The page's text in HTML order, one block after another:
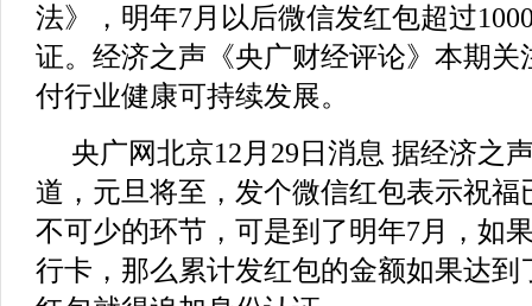
法》，明年7月以后微信发红包超过
证。经济之声《央广财经评论》本期
付行业健康可持续发展。
央广网北京12月29日消息 据经济之
道，元旦将至，发个微信红包表示祝福
不可少的环节，可是到了明年7月，如
行卡，那么累计发红包的金额如果达到